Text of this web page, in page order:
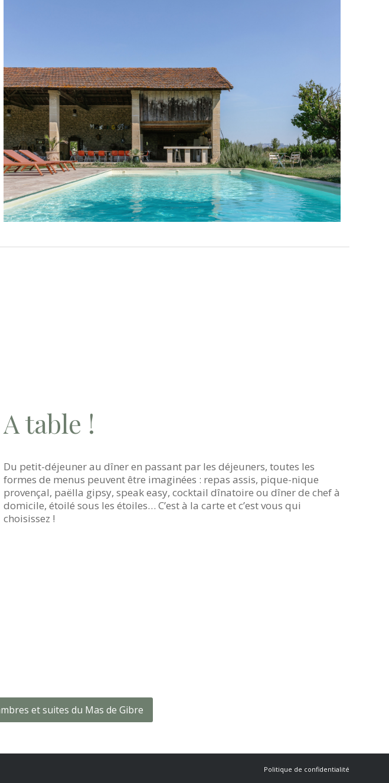
A table !
Du petit-déjeuner au dîner en passant par les déjeuners, toutes les
formes de menus peuvent être imaginées : repas assis, pique-nique
provençal, paëlla gipsy, speak easy, cocktail dînatoire ou dîner de chef à
domicile, étoilé sous les étoiles… C’est à la carte et c’est vous qui
choisissez !
et suites du Mas de Gibre
Politique de confidentialité